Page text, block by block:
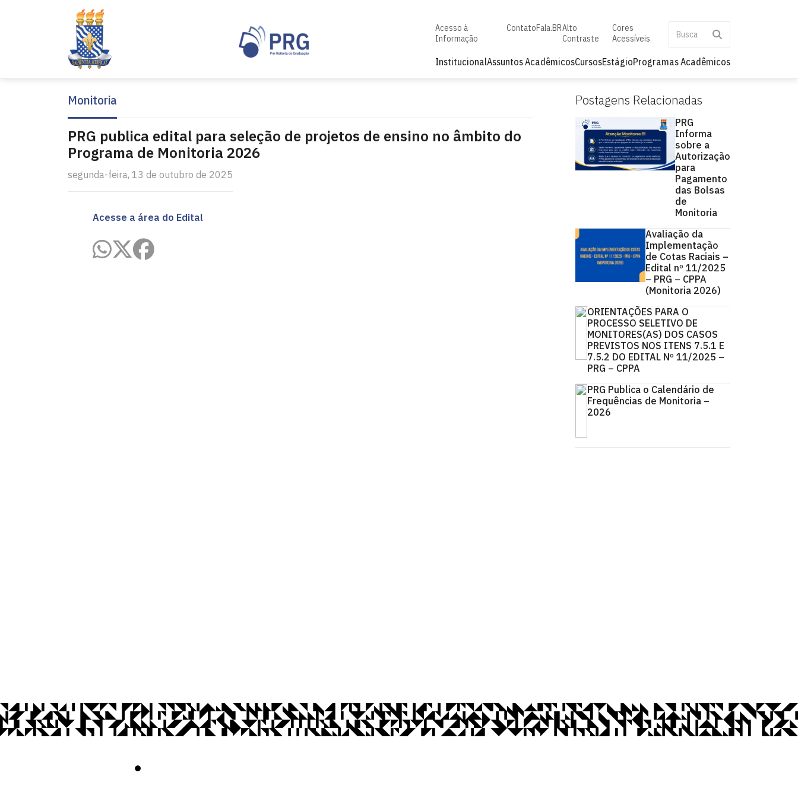
Acesso à
Informação
ContatoFala.BRAlto
Contraste
Cores
Acessíveis
InstitucionalAssuntos AcadêmicosCursosEstágioProgramas Acadêmicos
Postagens Relacionadas
PRG
Informa
sobre a
Autorização
para
Pagamento
das Bolsas
de
Monitoria
Avaliação da
Implementação
de Cotas Raciais –
Edital nº 11/2025
– PRG – CPPA
(Monitoria 2026)
ORIENTAÇÕES PARA O
PROCESSO SELETIVO DE
MONITORES(AS) DOS CASOS
PREVISTOS NOS ITENS 7.5.1 E
7.5.2 DO EDITAL Nº 11/2025 –
PRG – CPPA
PRG Publica o Calendário de
Frequências de Monitoria –
2026
Monitoria
PRG publica edital para seleção de projetos de ensino no âmbito do
Programa de Monitoria 2026
segunda-feira, 13 de outubro de 2025
Acesse a área do Edital